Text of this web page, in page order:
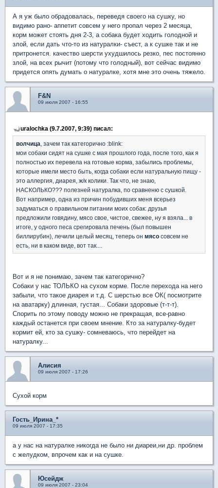
А я уж было обрадовалась, переведя своего на сушку, но
видимо рано- аппетит совсем у него пропал через 2 месяца,
корм может стоять дня 2-3, а собака будет ходить голодной и
злой, если дать что-то из натуралки- съест, а к сушке так и не
притронется. качество шерсти ухудшилось резко, пес постоянно
злой, на всех рычит (потому что голодный), вот сейчас видимо
придется опять думать о натуралке, хотя мне это очень тяжело.
F&N
09 июля 2007 - 16:55
uralochka (9.7.2007, 9:39) писал:
волчица , зачем так категорично :blink:
мои собаки сидят на сушке с мая прошлого года, после того, как я
полностью их перевела на готовые корма, забылись проблемы,
которые имели место быть, когда собаки если натуральную пищу -
это аллергия, диарея, ж/к колики. Так что, не знаю,
НАСКОЛЬКО??? полезней натуралка, по сравненю с сушкой.
Вот например, одна из причин побудивших меня всерьез
задуматься о правильном питании моих собак: друзья
предложили говядину, мясо свое, чистое, свежее, ну я взяла... в
итоге, у одного песа срегировала печень (был повышен
биллирубин), лечили целый месяц, теперь он мясо совсем не
есть, ни в каком виде, вот так....
Вот и я не понимаю, зачем так категорично?
Собаки у нас ТОЛЬКО на сухом корме. После перехода на него
забыли, что такое диарея и т.д. С шерстью все ОК( посмотрите
на аватарку) длинная, густая... Собаки здоровые (т-т-т).
Спорить по этому поводу можно не прекращая, все-равно
каждый останется при своем мнение. Кто за натуралку-будет
кормит ей, кто за сушку- сомневаюсь, что перейдет на
натуралку...
Алисия
09 июля 2007 - 17:26
Сухой корм
Гость_Ирина_*
09 июля 2007 - 17:35
а у нас на натуралке никогда не было ни диареи,ни др. проблем
с желудком, впрочем как и на сушке.
Юсейдж
09 июля 2007 - 23:04